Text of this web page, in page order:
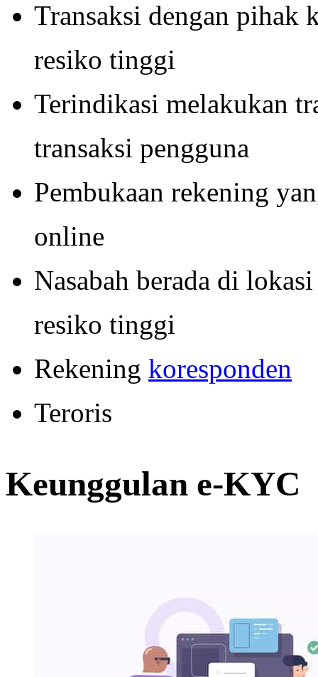
Transaksi dengan pihak
resiko tinggi
Terindikasi melakukan
transaksi pengguna
Pembukaan rekening
online
Nasabah berada di
resiko tinggi
Rekening koresponden
Teroris
Keunggulan e-KYC